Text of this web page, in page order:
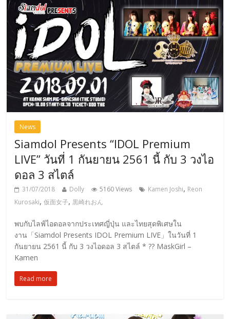
News
Siamdol Presents “IDOL Premium
LIVE” วันที่ 1 กันยายน 2561 นี้ กับ 3 วงไอ
ดอล 3 สไตล์
31/07/2018 Dolly 5160 Views Kamen Joshi, Reon
Kurosaki,仮面女子,黒崎れおん
พบกับไลฟ์ไอดอลจากประเทศญี่ปุ่น และไทยสุดพิเศษใน
งาน「Siamdol Presents IDOL Premium LIVE」ในวันที่ 1
กันยายน 2561 นี้ กับ 3 วงไอดอล 3 สไตล์ * ?? MaskGirl –
Kamen
Read more